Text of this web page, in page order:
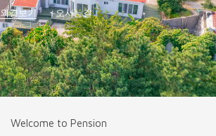
외경보기 오시는길
Welcome to Pension